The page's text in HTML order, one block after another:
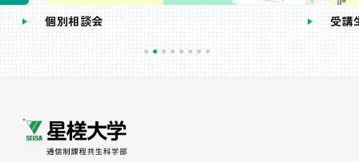
個別相談会 受講